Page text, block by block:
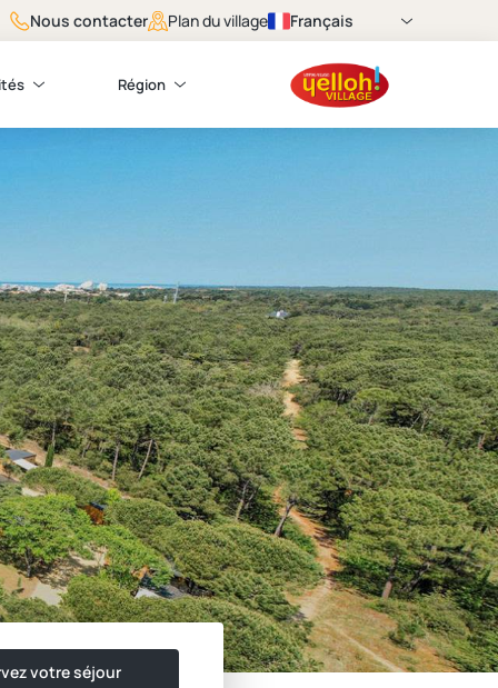
Nous contacter Plan du village Français
Région
votre séjour